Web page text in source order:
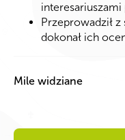
Przeprowadził
dokonał ich
Mile widziane